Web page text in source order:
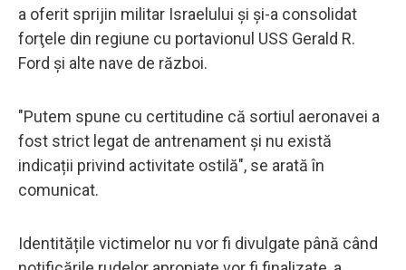
a oferit sprijin militar Israelului şi şi-a consolidat
forţele din regiune cu portavionul USS Gerald R.
Ford şi alte nave de război.
"Putem spune cu certitudine că sortiul aeronavei a
fost strict legat de antrenament și nu există
indicații privind activitate ostilă", se arată în
comunicat.
Identitățile victimelor nu vor fi divulgate până când